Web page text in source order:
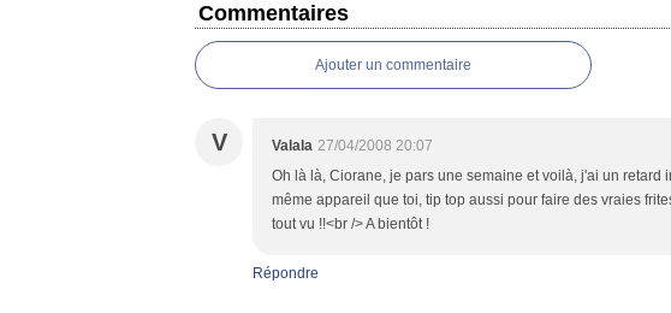
Commentaires
Ajouter un commentaire
V Valala 27/04/2008 20:07
Oh là là, Ciorane, je pars une semaine et voilà, j'ai un retard
même appareil que toi, tip top aussi pour faire des vraies
tout vu !!<br /> A bientôt !
Répondre